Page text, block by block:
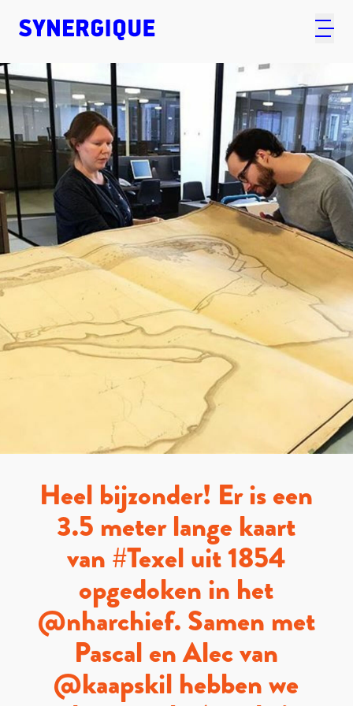
Heel bijzonder! Er is een
3.5 meter lange kaart
van #Texel uit 1854
opgedoken in het
@nharchief. Samen met
Pascal en Alec van
@kaapskil hebben we